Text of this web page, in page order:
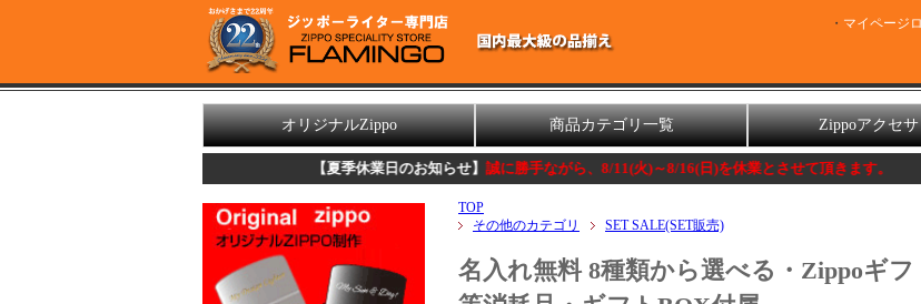
マイページ
オリジナルZippo 商品カテゴリ一覧 Zippoアクセ
【夏季休業日のお知らせ】誠に勝手ながら、8/11(火)～8/16(日)を休業とさせて頂きます。
TOP
その他のカテゴリ
SET SALE(SET販売)
名入れ無料 8種類から選べる・Zippoギ